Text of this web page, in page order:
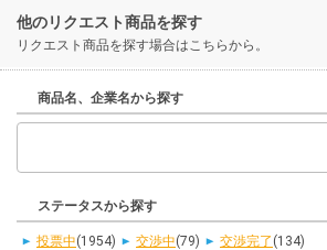
他のリクエスト商品を探す
リクエスト商品を探す場合はこちらから。
商品名、企業名から探す
ステータスから探す
投票中(1954) 交渉中(79) 交渉完了 (134)